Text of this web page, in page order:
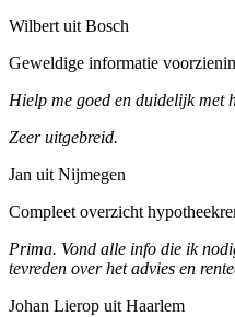
Wilbert uit Bosch
Geweldige informatie
Hielp me goed en duidelijk met
Zeer uitgebreid.
Jan uit Nijmegen
Compleet overzicht
Prima. Vond alle info die ik
tevreden over het advies en
Johan Lierop uit Haarlem